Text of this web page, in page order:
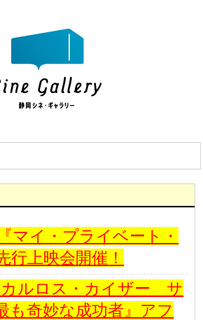
マイ・プライベート・
行上映会開催！
カルロス・カイザー サ
も奇妙な成功者』アフ